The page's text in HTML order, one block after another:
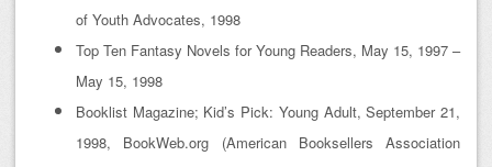
of Youth Advocates, 1998
Top Ten Fantasy Novels for Young Readers, May 15, 1997 –
May 15, 1998
Booklist Magazine; Kid’s Pick: Young Adult, September 21,
1998, BookWeb.org (American Booksellers Association